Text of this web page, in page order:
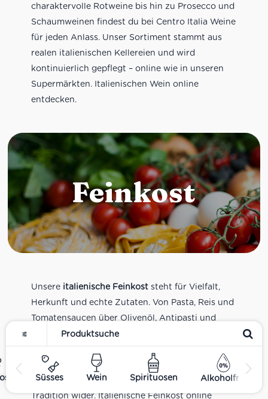
Süsses Wein Spirituosen Alkoholfrei
charaktervolle Rotweine bis hin zu Prosecco und
Schaumweinen findest du bei Centro Italia Weine
für jeden Anlass. Unser Sortiment stammt aus
realen italienischen Kellereien und wird
kontinuierlich gepflegt – online wie in unseren
Supermärkten. Italienischen Wein online
entdecken.
Feinkost
Unsere italienische Feinkoststeht für Vielfalt,
Herkunft und echte Zutaten. Von Pasta, Reis und
Tomatensaucen über Olivenöl, Antipasti und
Pesto bis zu Balsamico und Spezialitäten aus
verschiedenen Regionen Italiens. Alle Produkte
sind Teil unseres realen Supermarkt-Sortiments
und spiegeln italienische Alltagsküche und
Tradition wider. Italienische Feinkost online